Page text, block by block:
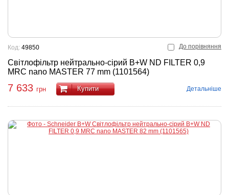
До порівняння
Світлофільтр нейтрально-сірий B+W ND FILTER 0,9
MRC nano MASTER 77 mm (1101564)
Код: 49850
7 633 грн Купити Детальніше